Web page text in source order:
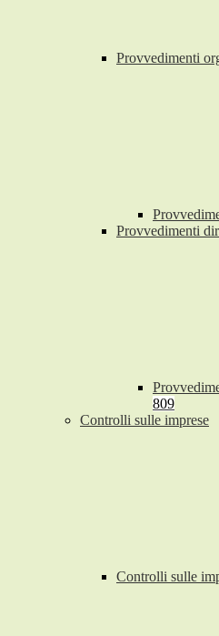
Provvedimenti
Provvedimenti
809
Controlli sulle imprese
Controlli sulle